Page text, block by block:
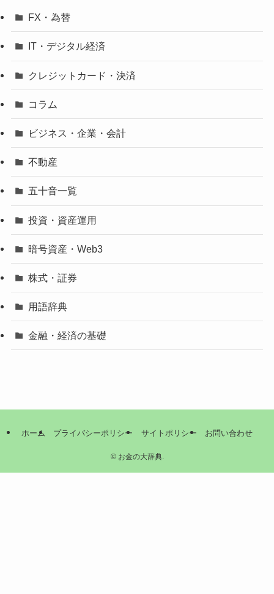
FX・為替
IT・デジタル経済
クレジットカード・決済
コラム
ビジネス・企業・会計
不動産
五十音一覧
投資・資産運用
暗号資産・Web3
株式・証券
用語辞典
金融・経済の基礎
ホーム プライバシーポリシー サイトポリシー お問い合わせ
©お金の大辞典.